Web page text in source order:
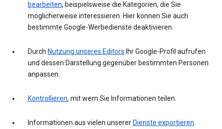
bearbeiten, beispielsweise die Kategorien, die Sie
möglicherweise interessieren. Hier können Sie auch
bestimmte Google-Werbedienste deaktivieren.
Durch Nutzung unseres Editors Ihr Google-Profil aufrufen
und dessen Darstellung gegenüber bestimmten Personen
anpassen.
Kontrollieren, mit wem Sie Informationen teilen.
Informationen aus vielen unserer Dienste exportieren.